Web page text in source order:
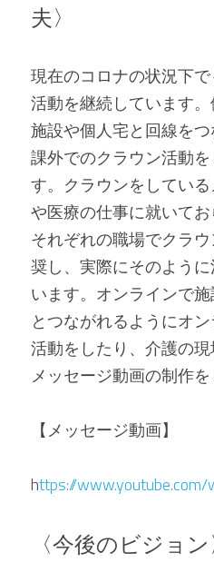
夫〉
現在のコロナの状況下
活動を継続しています
施設や個人宅と回線をつ
課外でのクラウン活動
す。クラウンをしてい
や医療の仕事に就いてお
それぞれの職場でクラ
奨し、実際にそのよう
います。オンラインで
とつながれるようにオ
活動をしたり、介護の
メッセージ動画の制作を
【メッセージ動画】
https://
〈今後のビジョン